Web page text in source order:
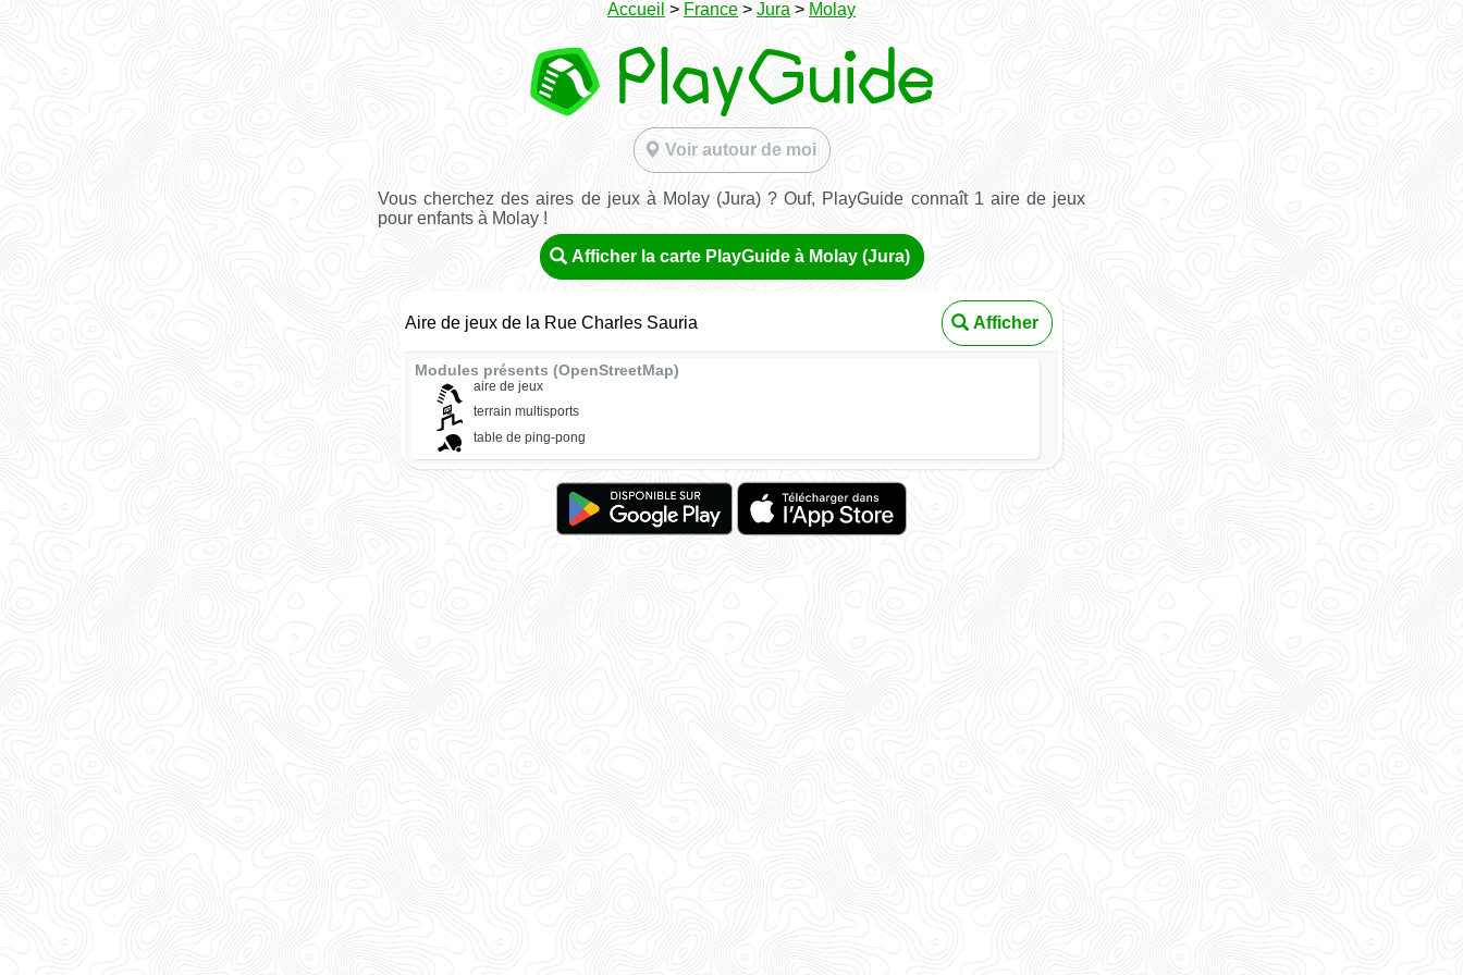
Accueil > France > Jura > Molay
Voir autour de moi
Vous cherchez des aires de jeux à Molay (Jura) ? Ouf, PlayGuide connaît 1 aire de jeux
pour enfants à Molay !
Afficher la carte PlayGuide à Molay (Jura)
Aire de jeux de la Rue Charles Sauria Afficher
Modules présents (OpenStreetMap)
aire de jeux
terrain multisports
table de ping-pong